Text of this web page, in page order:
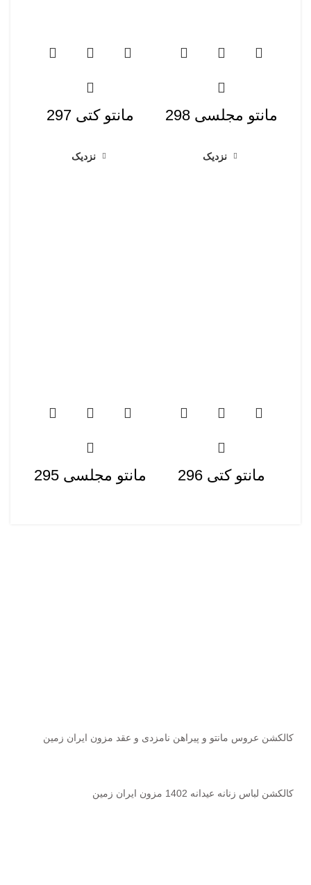
مانتو مجلسی 298 مانتو کتی 297
نزدیک
مانتو کتی 296
نزدیک
مانتو مجلسی 295
کالکشن عروس مانتو و پیراهن نامزدی و عقد مزون ایران زمین
کالکشن لباس زنانه عیدانه 1402 مزون ایران زمین